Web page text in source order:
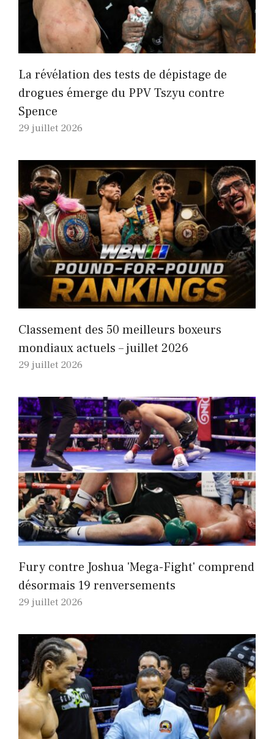
La révélation des tests de dépistage de
drogues émerge du PPV Tszyu contre
Spence
29 juillet 2026
Classement des 50 meilleurs boxeurs
mondiaux actuels – juillet 2026
29 juillet 2026
Fury contre Joshua 'Mega-Fight' comprend
désormais 19 renversements
29 juillet 2026